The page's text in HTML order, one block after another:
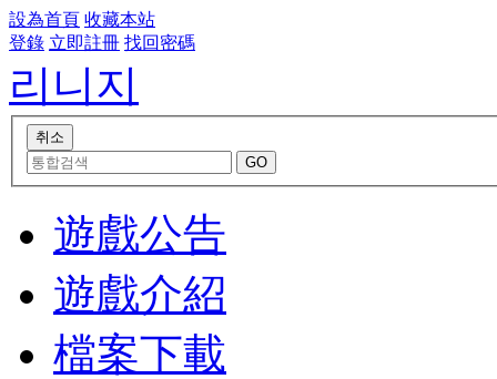
設為首頁 收藏本站
登錄 立即註冊 找回密碼
리니지
遊戲公告
遊戲介紹
檔案下載